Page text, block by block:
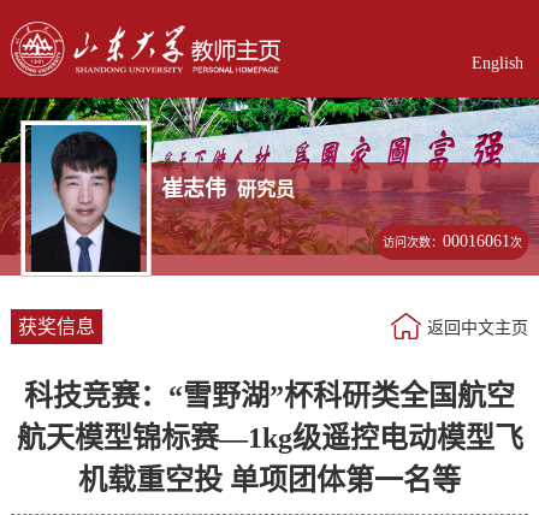
English
崔志伟 研究员
访问次数：00016061次
获奖信息 返回中文主页
科技竞赛：“雪野湖”杯科研类全国航空
航天模型锦标赛—1kg级遥控电动模型飞
机载重空投 单项团体第一名等